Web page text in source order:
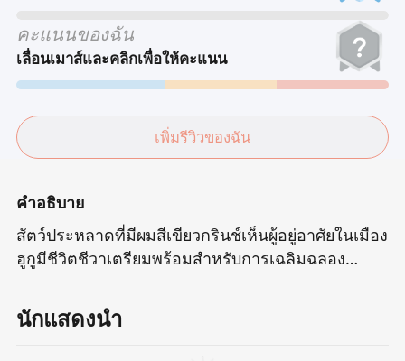
คะแนนของฉัน
เลื่อนเมาส์และคลิกเพื่อให้คะแนน
เพิ่มรีวิวของฉัน
คำอธิบาย
สัตว์ประหลาดที่มีผมสีเขียวกรินช์เห็นผู้อยู่อาศัยในเมือง
ฮูกูมีชีวิตชีวาเตรียมพร้อมสำหรับการเฉลิมฉลอง
ใจของเขา - เขาต้องการทำลายเทศกาลนี้อย่าง
สมบูรณ์เบื้องหลังเสียงหัวเราะและแสงที่อบอุ่นกรินช์ดู
นักแสดงนำ